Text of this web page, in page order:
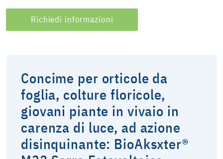
Richiedi informazioni
Concime per orticole da
foglia, colture floricole,
giovani piante in vivaio in
carenza di luce, ad azione
disinquinante: BioAksxter®